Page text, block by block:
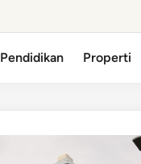
Pendidikan Properti